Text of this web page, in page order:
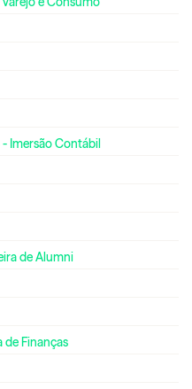
Imersão Contábil
de Alumni
de Finanças